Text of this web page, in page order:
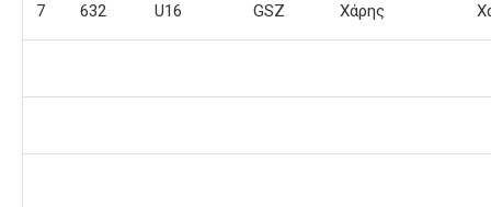
7 632 U16 GSZ Χάρης